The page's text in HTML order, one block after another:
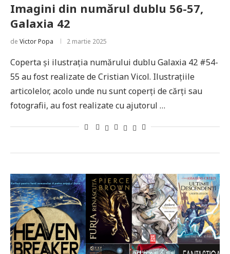
Imagini din numărul dublu 56-57,
Galaxia 42
de Victor Popa 2 martie 2025
Coperta și ilustrația numărului dublu Galaxia 42 #54-
55 au fost realizate de Cristian Vicol. Ilustrațiile
articolelor, acolo unde nu sunt coperți de cărți sau
fotografii, au fost realizate cu ajutorul …